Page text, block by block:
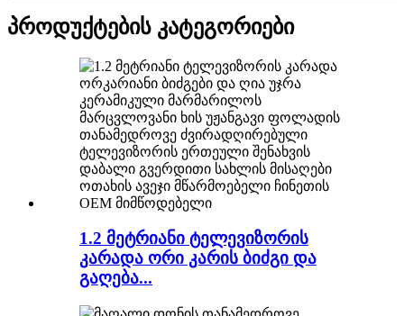
პროდუქტების კატეგორიები
1.2 მეტრიანი ტელევიზორის
კარადა ორი კარის ბიძგი და
გაღება...